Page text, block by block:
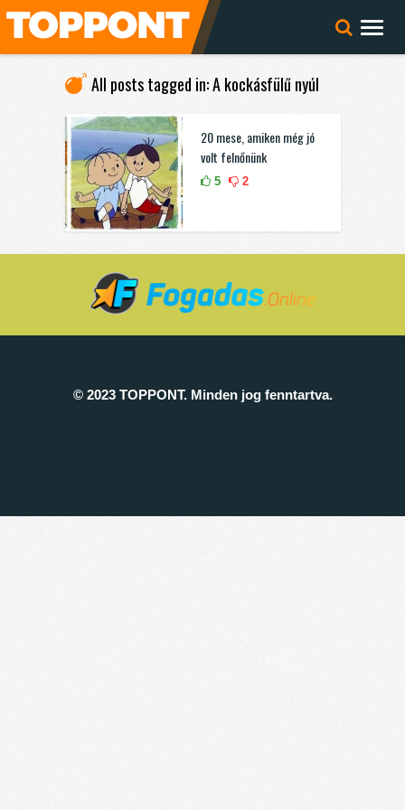
All posts tagged in: A kockásfülű nyúl
20 mese, amiken még jó
volt felnőnünk
5 2
© 2023 TOPPONT. Minden jog fenntartva.